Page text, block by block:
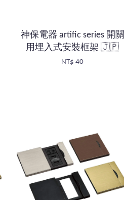
神保電器 artific series 開關
用埋入式安裝框架 🇯🇵
NT$ 40